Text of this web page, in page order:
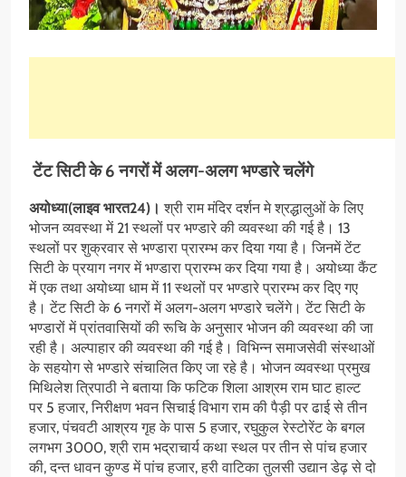
टेंट सिटी के 6 नगरों में अलग-अलग भण्डारे चलेंगे
अयोध्या(लाइव भारत24)। श्री राम मंदिर दर्शन मे श्रद्धालुओं के लिए
भोजन व्यवस्था में 21 स्थलों पर भण्डारे की व्यवस्था की गई है। 13
स्थलों पर शुक्रवार से भण्डारा प्रारम्भ कर दिया गया है। जिनमें टेंट
सिटी के प्रयाग नगर में भण्डारा प्रारम्भ कर दिया गया है। अयोध्या कैंट
में एक तथा अयोध्या धाम में 11 स्थलों पर भण्डारे प्रारम्भ कर दिए गए
है। टेंट सिटी के 6 नगरों में अलग-अलग भण्डारे चलेंगे। टेंट सिटी के
भण्डारों में प्रांतवासियों की रूचि के अनुसार भोजन की व्यवस्था की जा
रही है। अल्पाहार की व्यवस्था की गई है। विभिन्न समाजसेवी संस्थाओं
के सहयोग से भण्डारे संचालित किए जा रहे है। भोजन व्यवस्था प्रमुख
मिथिलेश त्रिपाठी ने बताया कि फटिक शिला आश्रम राम घाट हाल्ट
पर 5 हजार, निरीक्षण भवन सिचाई विभाग राम की पैड़ी पर ढाई से तीन
हजार, पंचवटी आश्रय गृह के पास 5 हजार, रघुकुल रेस्टोरेंट के बगल
लगभग 3000, श्री राम भद्राचार्य कथा स्थल पर तीन से पांच हजार
की, दन्त धावन कुण्ड में पांच हजार, हरी वाटिका तुलसी उद्यान डेढ़ से दो